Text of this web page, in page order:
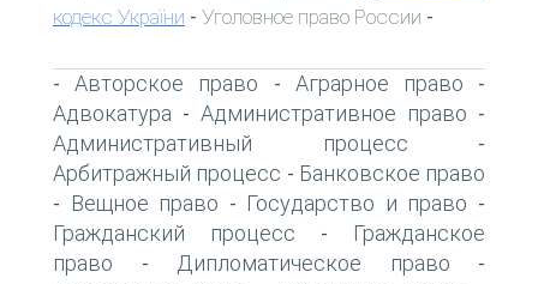
кодекс України - Уголовное право России -
-Авторское право - Аграрное право -
Адвокатура - Административное право -
Административный процесс -
Арбитражный процесс - Банковское право
- Вещное право - Государство и право -
Гражданский процесс -
Гражданское
право - Дипломатическое право -